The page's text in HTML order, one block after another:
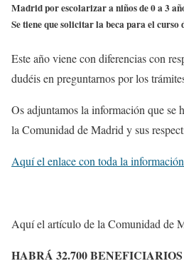
Madrid por escolarizar a niños de 0 a 3
Se tiene que solicitar la beca para el curso
Este año viene con diferencias con
dudéis en preguntarnos por los
Os adjuntamos la información que se
la Comunidad de Madrid y sus
Aquí el enlace con toda la
Aquí el artículo de la Comunidad de
HABRÁ 32.700